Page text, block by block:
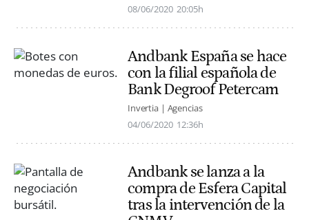
08/06/2020 20:05h
Andbank España se hace
con la filial española de
Bank Degroof Petercam
Invertia | Agencias
04/06/2020 12:36h
Andbank se lanza a la
compra de Esfera Capital
tras la intervención de la